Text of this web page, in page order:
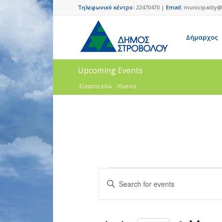
Τηλεφωνικό κέντρο: 22470470 | Email:
Δήμαρχος
Upcoming Events
Είσαστε εδώ: /Events
Events
Search
and
Enter
Keyword.
Search